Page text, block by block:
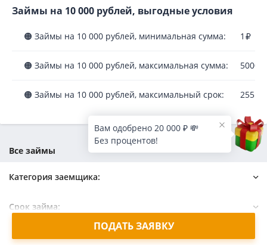
Займы на 10 000 рублей, выгодные условия
🟠 Займы на 10 000 рублей, минимальная сумма: 1
🟠 Займы на 10 000 рублей, максимальная сумма:
🟠 Займы на 10 000 рублей, максимальный срок: 2555
Все займы
Категория заемщика:
Для граждан СНГ
Пенсионерам
С 19 лет
Студентам
Срок займа:
Долгосрочный
Срок принятия решения:
ПОДАТЬ ЗАЯВКУ
Вам одобрено 20 000 ₽ 💸
Без процентов!